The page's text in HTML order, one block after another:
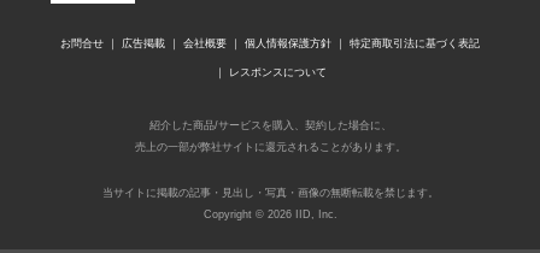
お問合せ 広告掲載 会社概要 個人情報保護方針 特定商取引法に基づく表記
レスポンスについて
紹介した商品/サービスを購入、契約した場合に、
売上の一部が弊社サイトに還元されることがあります。
当サイトに掲載の記事・見出し・写真・画像の無断転載を禁じます。
Copyright © 2026 IID, Inc.